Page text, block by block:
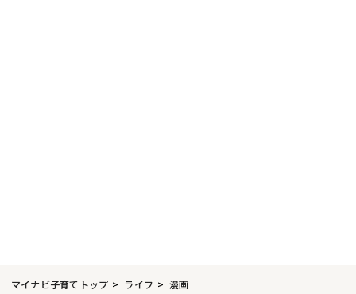
マイナビ子育てトップ ライフ
漫画